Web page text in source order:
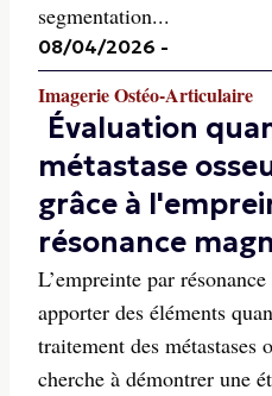
segmentation...
08/04/2026 -
Imagerie Ostéo-Articulaire
Évaluation
métastase
grâce à
résonance
L’empreinte par
apporter des éléments
traitement des métastases
cherche à démontrer une